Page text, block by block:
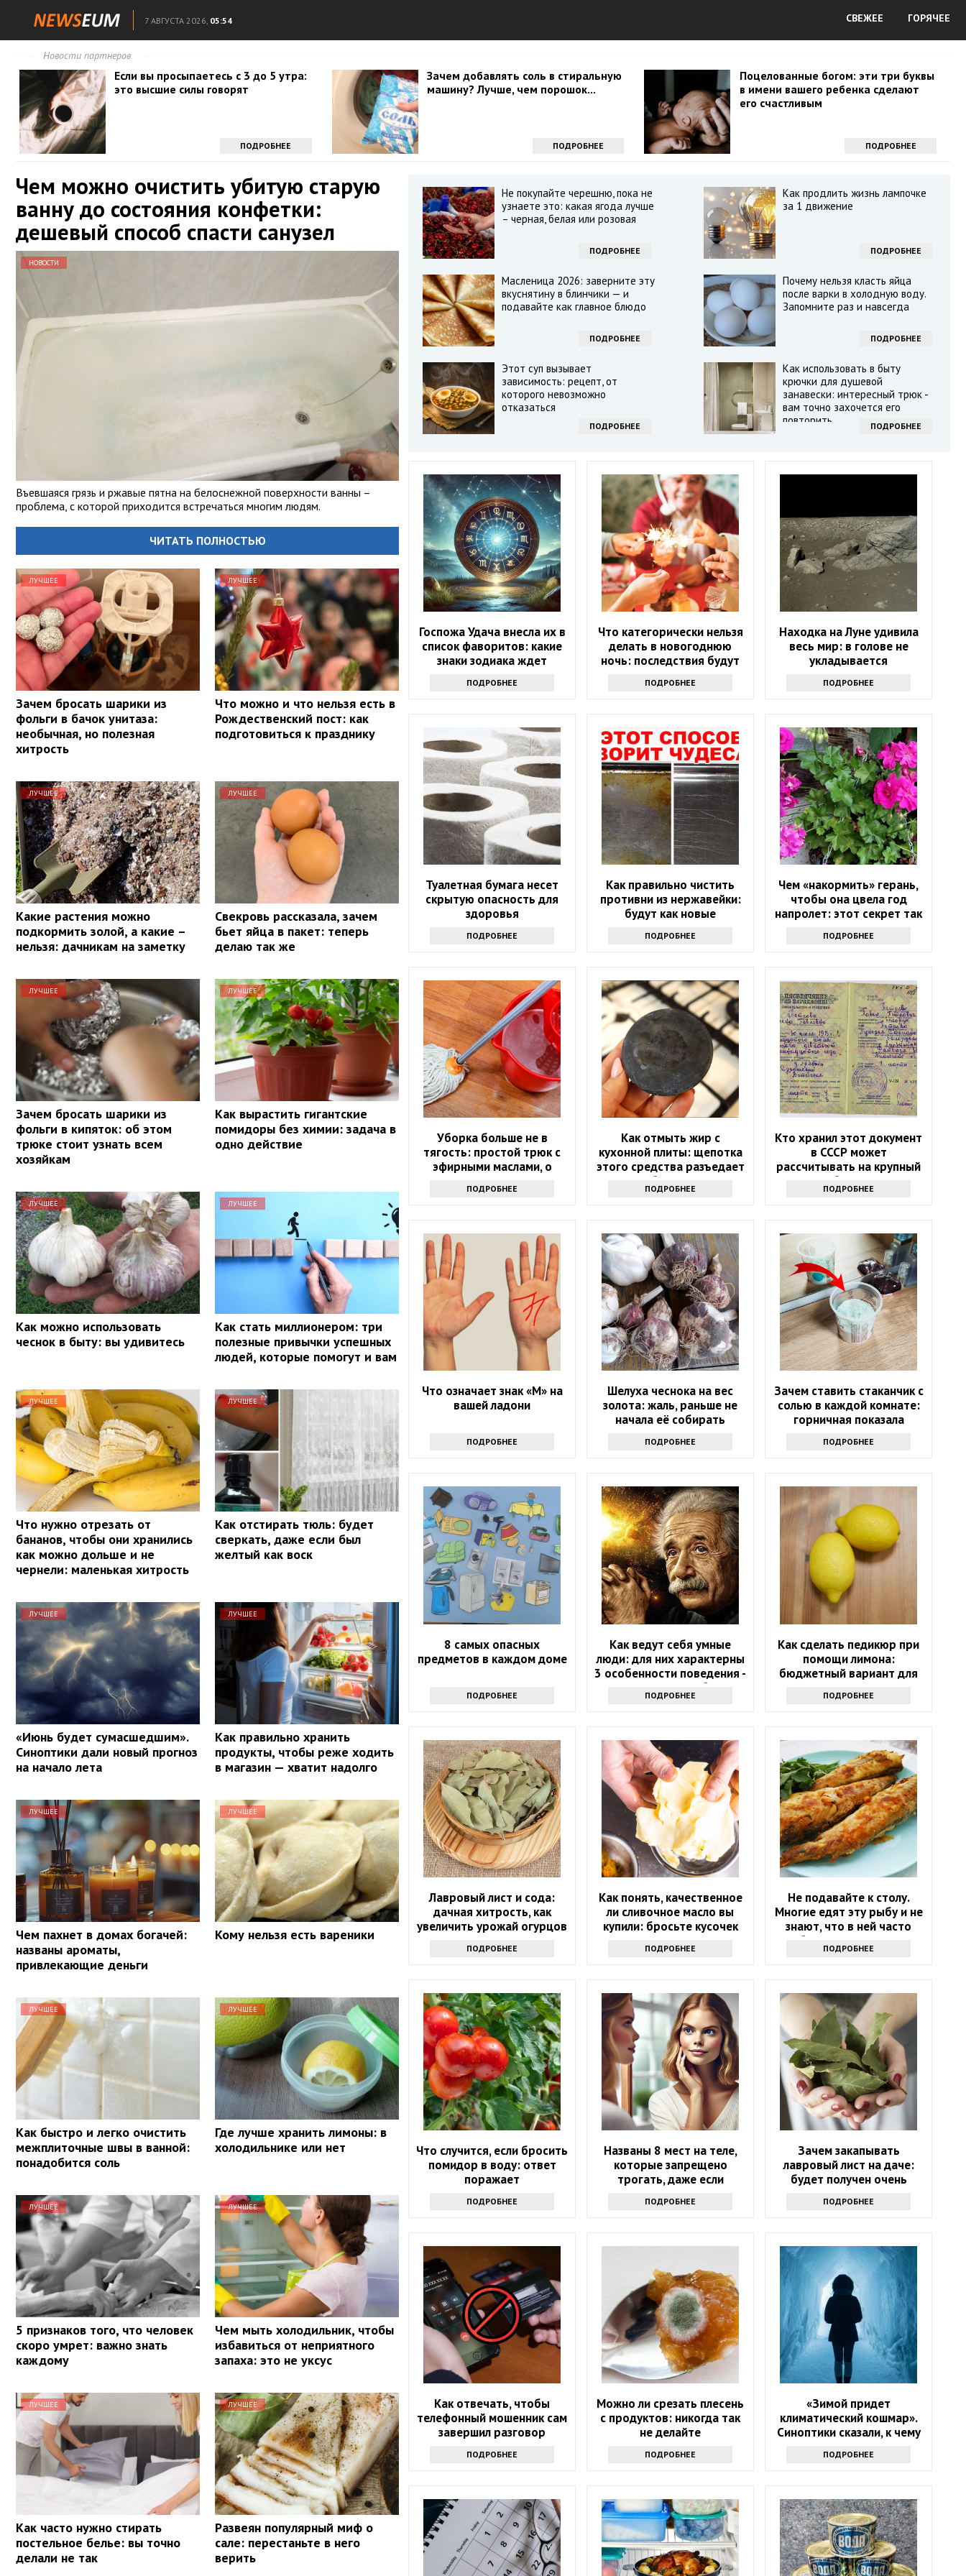
7 АВГУСТА 2026, 05:54 СВЕЖЕЕ ГОРЯЧЕЕ
Новости партнеров
Если вы просыпаетесь с 3 до 5 утра:
это высшие силы говорят
ПОДРОБНЕЕ
Зачем добавлять соль в стиральную
машину? Лучше, чем порошок...
ПОДРОБНЕЕ
Поцелованные богом: эти три буквы
в имени вашего ребенка сделают
его счастливым
ПОДРОБНЕЕ
Чем можно очистить убитую старую
ванну до состояния конфетки:
дешевый способ спасти санузел
НОВОСТИ
Въевшаяся грязь и ржавые пятна на белоснежной поверхности ванны –
проблема, с которой приходится встречаться многим людям.
ЧИТАТЬ ПОЛНОСТЬЮ
ЛУЧШЕЕ
Зачем бросать шарики из
фольги в бачок унитаза:
необычная, но полезная
хитрость
ЛУЧШЕЕ
Что можно и что нельзя есть в
Рождественский пост: как
подготовиться к празднику
ЛУЧШЕЕ
Какие растения можно
подкормить золой, а какие –
нельзя: дачникам на заметку
ЛУЧШЕЕ
Свекровь рассказала, зачем
бьет яйца в пакет: теперь
делаю так же
ЛУЧШЕЕ
Зачем бросать шарики из
фольги в кипяток: об этом
трюке стоит узнать всем
хозяйкам
ЛУЧШЕЕ
Как вырастить гигантские
помидоры без химии: задача в
одно действие
ЛУЧШЕЕ
Как можно использовать
чеснок в быту: вы удивитесь
ЛУЧШЕЕ
Как стать миллионером: три
полезные привычки успешных
людей, которые помогут и вам
ЛУЧШЕЕ
Что нужно отрезать от
бананов, чтобы они хранились
как можно дольше и не
чернели: маленькая хитрость
ЛУЧШЕЕ
Как отстирать тюль: будет
сверкать, даже если был
желтый как воск
ЛУЧШЕЕ
«Июнь будет сумасшедшим».
Синоптики дали новый прогноз
на начало лета
ЛУЧШЕЕ
Как правильно хранить
продукты, чтобы реже ходить
в магазин — хватит надолго
ЛУЧШЕЕ
Чем пахнет в домах богачей:
названы ароматы,
привлекающие деньги
ЛУЧШЕЕ
Кому нельзя есть вареники
ЛУЧШЕЕ
Как быстро и легко очистить
межплиточные швы в ванной:
понадобится соль
ЛУЧШЕЕ
Где лучше хранить лимоны: в
холодильнике или нет
ЛУЧШЕЕ
5 признаков того, что человек
скоро умрет: важно знать
каждому
ЛУЧШЕЕ
Чем мыть холодильник, чтобы
избавиться от неприятного
запаха: это не уксус
ЛУЧШЕЕ
Как часто нужно стирать
постельное белье: вы точно
делали не так
ЛУЧШЕЕ
Развеян популярный миф о
сале: перестаньте в него
верить
Не покупайте черешню, пока не
узнаете это: какая ягода лучше
– черная, белая или розовая
ПОДРОБНЕЕ
Как продлить жизнь лампочке
за 1 движение
ПОДРОБНЕЕ
Масленица 2026: заверните эту
вкуснятину в блинчики — и
подавайте как главное блюдо
ПОДРОБНЕЕ
Почему нельзя класть яйца
после варки в холодную воду.
Запомните раз и навсегда
ПОДРОБНЕЕ
Этот суп вызывает
зависимость: рецепт, от
которого невозможно
отказаться
ПОДРОБНЕЕ
Как использовать в быту
крючки для душевой
занавески: интересный трюк -
вам точно захочется его
повторить
ПОДРОБНЕЕ
Госпожа Удача внесла их в
список фаворитов: какие
знаки зодиака ждет
ошеломительный успех в
ближайшие 10 дней
ПОДРОБНЕЕ
Что категорически нельзя
делать в новогоднюю
ночь: последствия будут
на весь следующий год
ПОДРОБНЕЕ
Находка на Луне удивила
весь мир: в голове не
укладывается
ПОДРОБНЕЕ
Туалетная бумага несет
скрытую опасность для
здоровья
ПОДРОБНЕЕ
Как правильно чистить
противни из нержавейки:
будут как новые
ПОДРОБНЕЕ
Чем «накормить» герань,
чтобы она цвела год
напролет: этот секрет так
ПОДРОБНЕЕ
Уборка больше не в
тягость: простой трюк с
эфирными маслами, о
ПОДРОБНЕЕ
Как отмыть жир с
кухонной плиты: щепотка
этого средства разъедает
любую грязь
ПОДРОБНЕЕ
Кто хранил этот документ
в СССР может
рассчитывать на крупный
бонус
ПОДРОБНЕЕ
Что означает знак «М» на
вашей ладони
ПОДРОБНЕЕ
Шелуха чеснока на вес
золота: жаль, раньше не
начала её собирать
ПОДРОБНЕЕ
Зачем ставить стаканчик с
солью в каждой комнате:
горничная показала
ПОДРОБНЕЕ
8 самых опасных
предметов в каждом доме
ПОДРОБНЕЕ
Как ведут себя умные
люди: для них характерны
3 особенности поведения -
проверьте себя
ПОДРОБНЕЕ
Как сделать педикюр при
помощи лимона:
бюджетный вариант для
ПОДРОБНЕЕ
Лавровый лист и сода:
дачная хитрость, как
увеличить урожай огурцов
ПОДРОБНЕЕ
Как понять, качественное
ли сливочное масло вы
купили: бросьте кусочек
ПОДРОБНЕЕ
Не подавайте к столу.
Многие едят эту рыбу и не
знают, что в ней часто
бывают паразиты
ПОДРОБНЕЕ
Что случится, если бросить
помидор в воду: ответ
поражает
ПОДРОБНЕЕ
Названы 8 мест на теле,
которые запрещено
трогать, даже если
ПОДРОБНЕЕ
Зачем закапывать
лавровый лист на даче:
будет получен очень
интересный результат
ПОДРОБНЕЕ
Как отвечать, чтобы
телефонный мошенник сам
завершил разговор
ПОДРОБНЕЕ
Можно ли срезать плесень
с продуктов: никогда так
не делайте
ПОДРОБНЕЕ
«Зимой придет
климатический кошмар».
Синоптики сказали, к чему
ПОДРОБНЕЕ